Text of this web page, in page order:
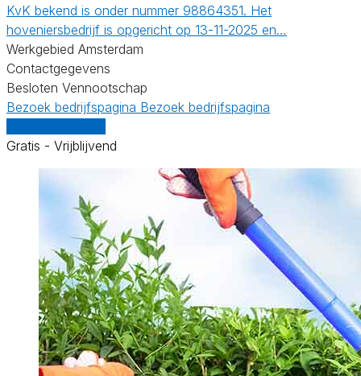
KvK bekend is onder nummer 98864351. Het
hoveniersbedrijf is opgericht op 13-11-2025 en…
Werkgebied Amsterdam
Contactgegevens
Besloten Vennootschap
Bezoek bedrijfspagina Bezoek bedrijfspagina
Gratis - Vrijblijvend